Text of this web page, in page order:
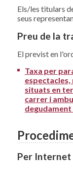
Els/les titulars
seus
Preu de la
El previst en
Taxa per
situats en
carrer i
Per Internet